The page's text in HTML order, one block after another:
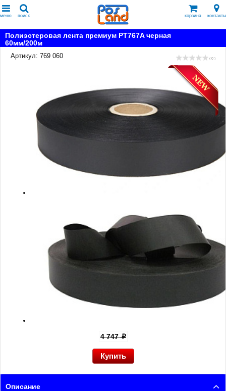
меню поиск корзина контакты
Полиэстеровая лента премиум PT767A черная
60мм/200м
Артикул: 769 060
( 0 )
4 747p
Описание